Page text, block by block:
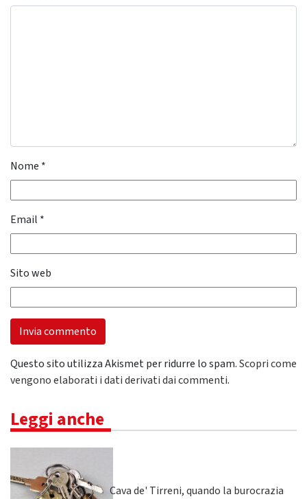
Nome *
Email *
Sito web
Questo sito utilizza Akismet per ridurre lo spam.Scopri come
vengono elaborati i dati derivati dai commenti.
Leggi anche
Cava de' Tirreni, quando la burocrazia